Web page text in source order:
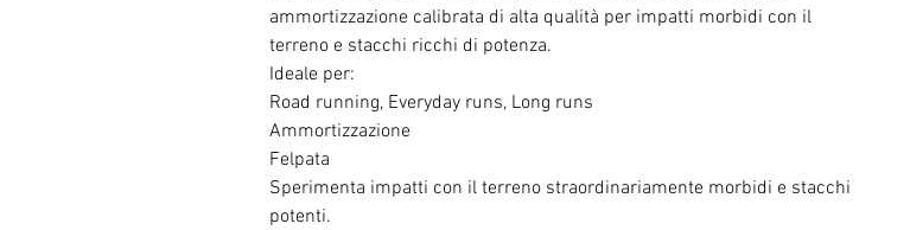
ammortizzazione calibrata di alta qualità per impatti morbidi con il
terreno e stacchi ricchi di potenza.
Ideale per:
Road running, Everyday runs, Long runs
Ammortizzazione
Felpata
Sperimenta impatti con il terreno straordinariamente morbidi e stacchi
potenti.